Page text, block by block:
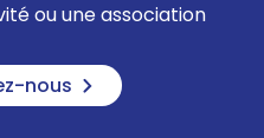
ou une association
nous